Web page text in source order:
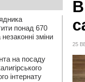
25
понад 670
зміни
на посаду
інтернату